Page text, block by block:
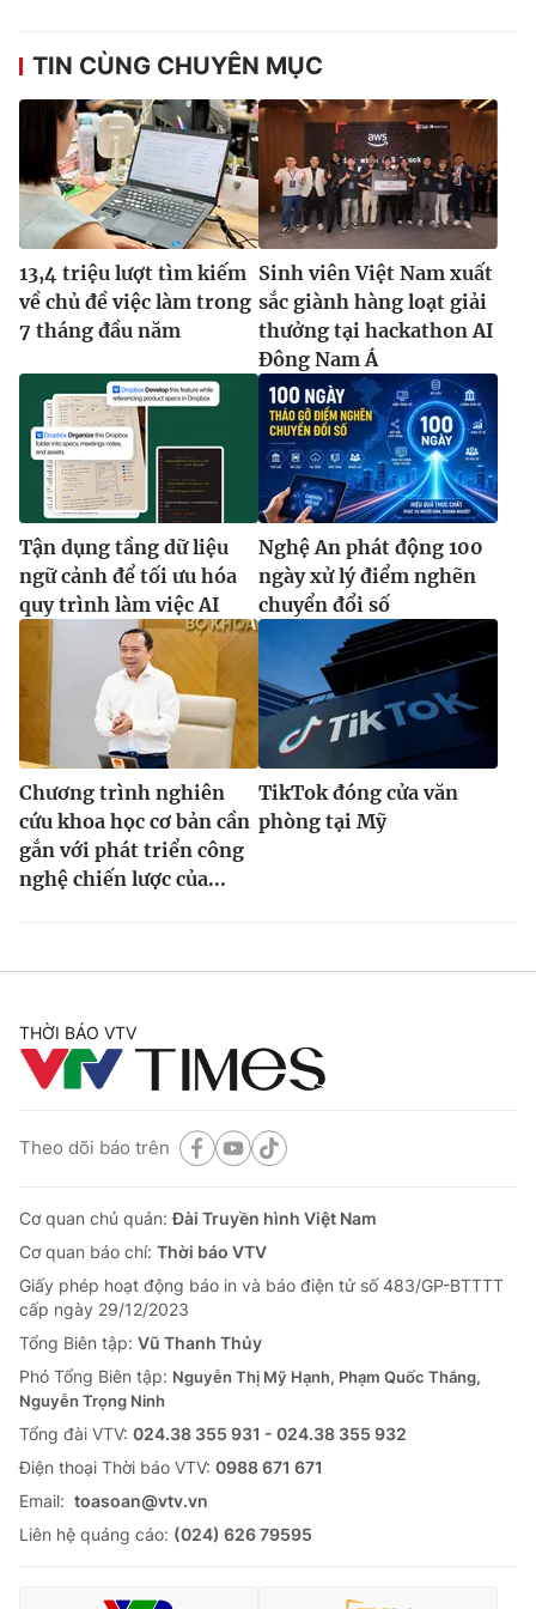
toasoan@vtv.vn
Liên hệ quảng cáo:024-7300.7108
® Cấm sao chép dưới mọi hình thức nếu không có sự chấp
thuận bằng văn bản. Ghi rõ nguồn VTV.vn khi phát hành lại
thông tin từ website này.
TIN CÙNG CHUYÊN MỤC
13,4 triệu lượt tìm kiếm
về chủ đề việc làm trong
7 tháng đầu năm
Sinh viên Việt Nam xuất
sắc giành hàng loạt giải
thưởng tại hackathon AI
Đông Nam Á
Tận dụng tầng dữ liệu
ngữ cảnh để tối ưu hóa
quy trình làm việc AI
Nghệ An phát động 100
ngày xử lý điểm nghẽn
chuyển đổi số
Chương trình nghiên
cứu khoa học cơ bản cần
gắn với phát triển công
nghệ chiến lược của...
TikTok đóng cửa văn
phòng tại Mỹ
THỜI BÁO VTV
Theo dõi báo trên
Cơ quan chủ quản:Đài Truyền hình Việt Nam
Cơ quan báo chí: Thời báo VTV
Giấy phép hoạt động báo in và báo điện tử số 483/GP-BTTTT
cấp ngày 29/12/2023
Tổng Biên tập: Vũ Thanh Thủy
Phó Tổng Biên tập: Nguyễn Thị Mỹ Hạnh, Phạm Quốc Thắng,
Nguyễn Trọng Ninh
Tổng đài VTV: 024.38 355 931 - 024.38 355 932
Ðiện thoại Thời báo VTV: 0988 671 671
Email: toasoan@vtv.vn
Liên hệ quảng cáo: (024) 626 79595